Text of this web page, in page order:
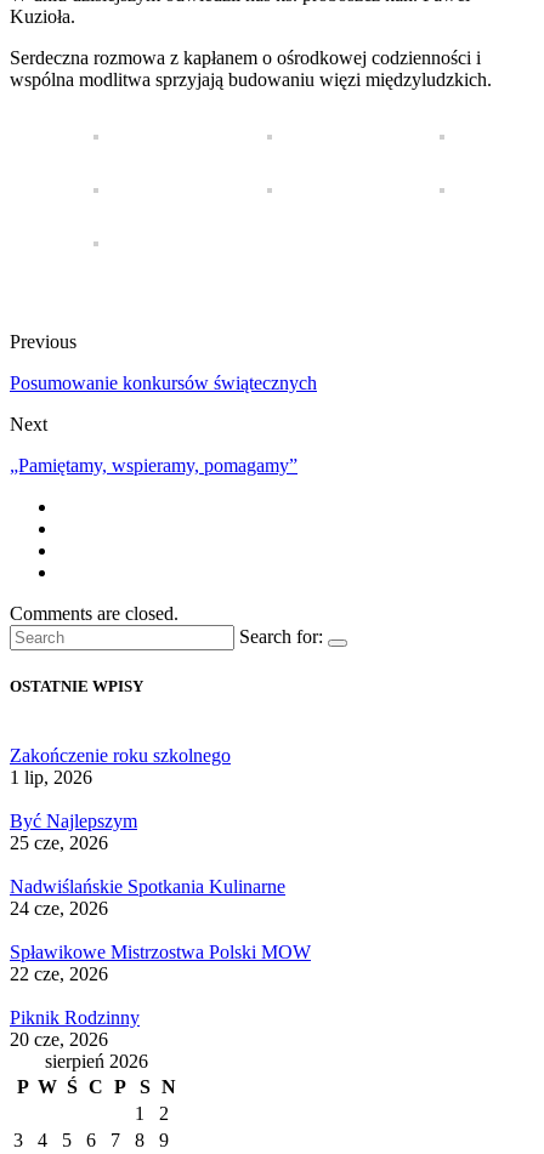
Kuzioła.
Serdeczna rozmowa z kapłanem o ośrodkowej codzienności i
wspólna modlitwa sprzyjają budowaniu więzi międzyludzkich.
Previous
Posumowanie konkursów świątecznych
Next
„Pamiętamy, wspieramy, pomagamy”
Comments are closed.
Search for:
OSTATNIE WPISY
Zakończenie roku szkolnego
1 lip, 2026
Być Najlepszym
25 cze, 2026
Nadwiślańskie Spotkania Kulinarne
24 cze, 2026
Spławikowe Mistrzostwa Polski MOW
22 cze, 2026
Piknik Rodzinny
20 cze, 2026
sierpień 2026
P W Ś C P S N
1
2
3
4 5 6 7 8
9